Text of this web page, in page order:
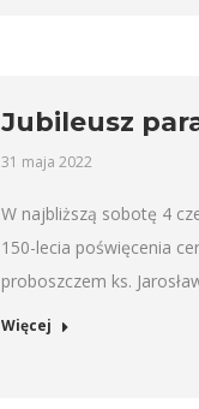
Jubileusz
31 maja 2022
W najbliższą sobotę 4
150-lecia poświęcenia
proboszczem ks.
Więcej